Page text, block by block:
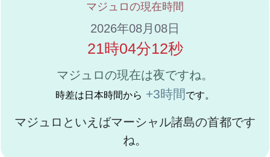
マジュロの現在時間
2026年08月08日
21時04分12秒
マジュロの現在は夜ですね。
時差は日本時間から +3時間 です。
マジュロといえばマーシャル諸島の首都です
ね。